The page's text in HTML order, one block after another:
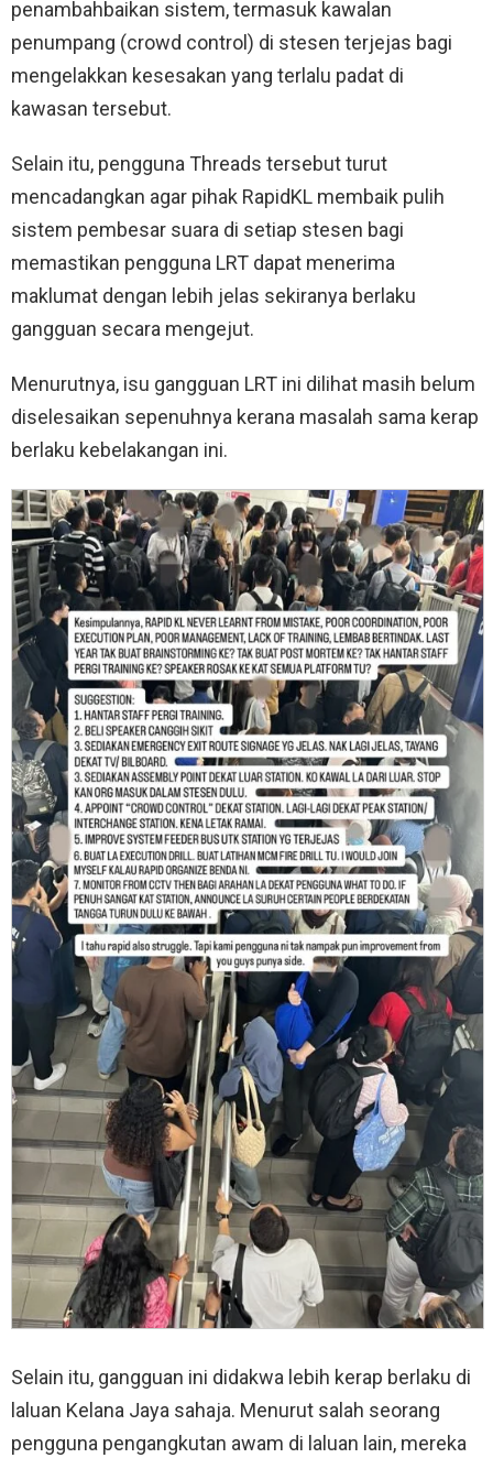
penambahbaikan sistem, termasuk kawalan
penumpang (crowd control) di stesen terjejas bagi
mengelakkan kesesakan yang terlalu padat di
kawasan tersebut.
Selain itu, pengguna Threads tersebut turut
mencadangkan agar pihak RapidKL membaik pulih
sistem pembesar suara di setiap stesen bagi
memastikan pengguna LRT dapat menerima
maklumat dengan lebih jelas sekiranya berlaku
gangguan secara mengejut.
Menurutnya, isu gangguan LRT ini dilihat masih belum
diselesaikan sepenuhnya kerana masalah sama kerap
berlaku kebelakangan ini.
Selain itu, gangguan ini didakwa lebih kerap berlaku di
laluan Kelana Jaya sahaja. Menurut salah seorang
pengguna pengangkutan awam di laluan lain, mereka